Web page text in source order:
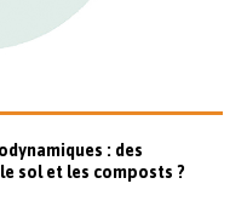
: des
sol et les composts ?